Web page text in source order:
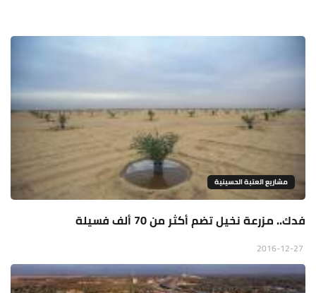
مشاريع العتبة الحسينية
فدك.. مزرعة نخيل تضم أكثر من 70 ألف فسيلة